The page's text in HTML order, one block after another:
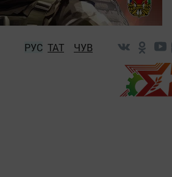
РУС ТАТ ЧУВ